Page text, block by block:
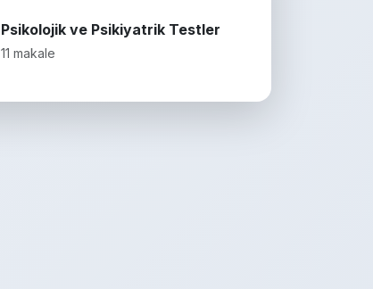
Psikolojik ve Psikiyatrik Testler
11 makale